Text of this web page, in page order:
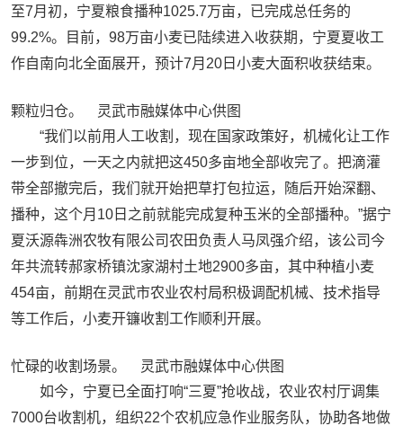
至7月初，宁夏粮食播种1025.7万亩，已完成总任务的
99.2%。目前，98万亩小麦已陆续进入收获期，宁夏夏收工
作自南向北全面展开，预计7月20日小麦大面积收获结束。
颗粒归仓。 灵武市融媒体中心供图
“我们以前用人工收割，现在国家政策好，机械化让工作
一步到位，一天之内就把这450多亩地全部收完了。把滴灌
带全部撤完后，我们就开始把草打包拉运，随后开始深翻、
播种，这个月10日之前就能完成复种玉米的全部播种。”据宁
夏沃源犇洲农牧有限公司农田负责人马凤强介绍，该公司今
年共流转郝家桥镇沈家湖村土地2900多亩，其中种植小麦
454亩，前期在灵武市农业农村局积极调配机械、技术指导
等工作后，小麦开镰收割工作顺利开展。
忙碌的收割场景。 灵武市融媒体中心供图
如今，宁夏已全面打响“三夏”抢收战，农业农村厅调集
7000台收割机，组织22个农机应急作业服务队，协助各地做